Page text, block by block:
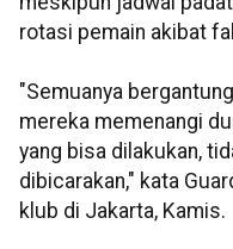
rotasi pemain akibat
"Semuanya
mereka memenangi
yang bisa dilakukan,
dibicarakan," kata
klub di Jakarta, Kamis.